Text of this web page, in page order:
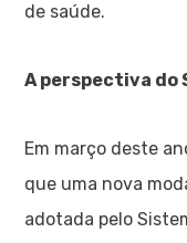
de saúde.
A perspectiva do
Em março deste
que uma nova
adotada pelo